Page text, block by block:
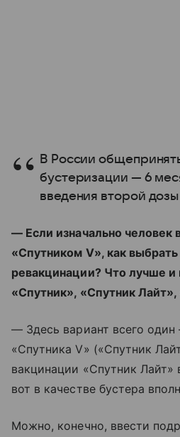
В России
бустеризации — 6
введения второй
— Если изначально человек
«Спутником V», как
ревакцинации? Что лучше
«Спутник», «Спутник Лайт»,
— Здесь вариант всего
«Спутника V» («Спутник
вакцинации «Спутник Лайт»
вот в качестве бустера
Можно, конечно, ввести